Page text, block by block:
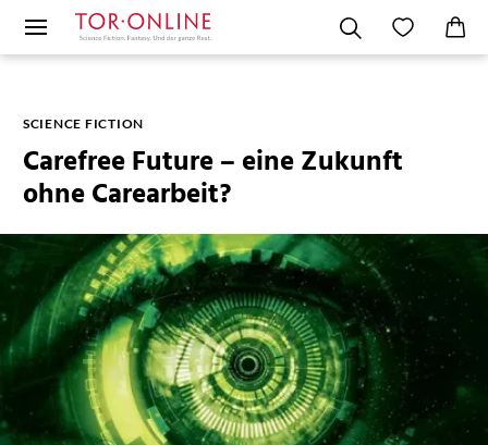
SCIENCE FICTION
Carefree Future – eine Zukunft
ohne Carearbeit?